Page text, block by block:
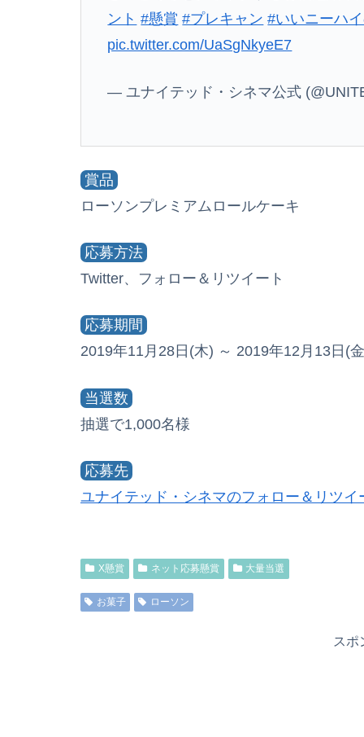
ント #懸賞 #プレキャン #いいニーハ
pic.twitter.com/UaSgNkyeE7
— ユナイテッド・シネマ公式
賞品
ローソンプレミアムロールケーキ
応募方法
Twitter、フォロー＆リツイート
応募期間
2019年11月28日(木) ～ 2019年12月13日(
当選数
抽選で1,000名様
応募先
ユナイテッド・シネマのフォロー＆リツイ
X懸賞 ネット応募懸賞 大量当選
お菓子 ローソン
スポ